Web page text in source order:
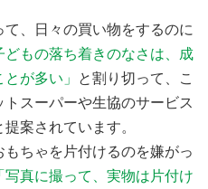
、日々の買い物をするのに
どもの落ち着きのなさは、成
が多い」
と割り切って、こ
スーパーや生協のサービス
案されています。
ちゃを片付けるのを嫌がっ
写真に撮って、実物は片付け